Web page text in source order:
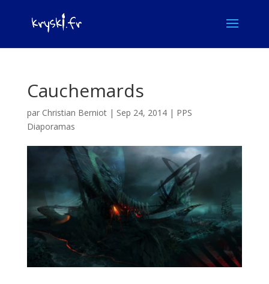
Cauchemards
par Christian Berniot| Sep 24, 2014| PPS
Diaporamas